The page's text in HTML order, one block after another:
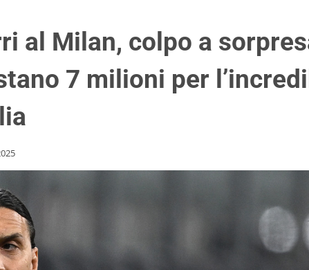
al Milan, colpo a
7 milioni per